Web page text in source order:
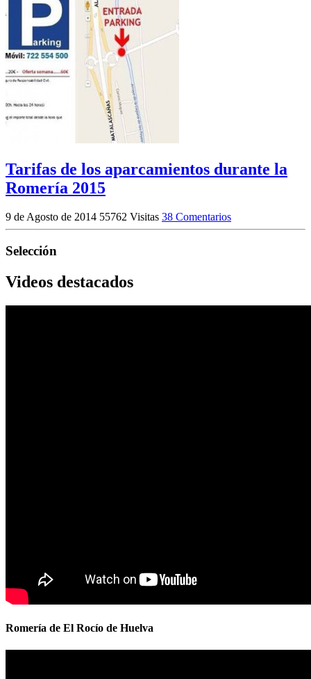
Tarifas de los aparcamientos durante la
Romería 2015
9 de Agosto de 2014 55762 Visitas 38 Comentarios
Selección
Videos destacados
Romería de El Rocío de Huelva